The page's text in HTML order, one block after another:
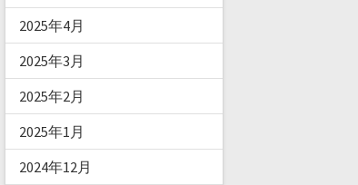
2025年4月
2025年3月
2025年2月
2025年1月
2024年12月